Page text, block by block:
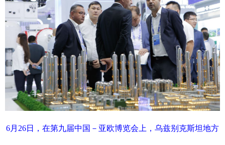
6月26日，在第九届中国－亚欧博览会上，乌兹别克斯坦地方